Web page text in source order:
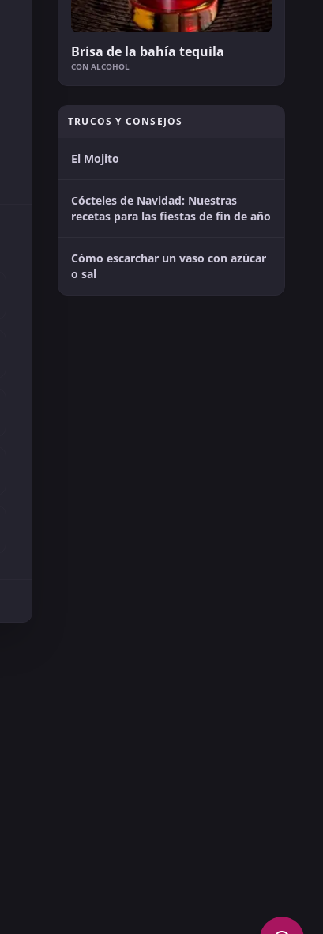
Brisa de la bahía tequila
CON ALCOHOL
TRUCOS Y CONSEJOS
El Mojito
Cócteles de Navidad: Nuestras
recetas para las fiestas de fin de año
Cómo escarchar un vaso con azúcar
o sal